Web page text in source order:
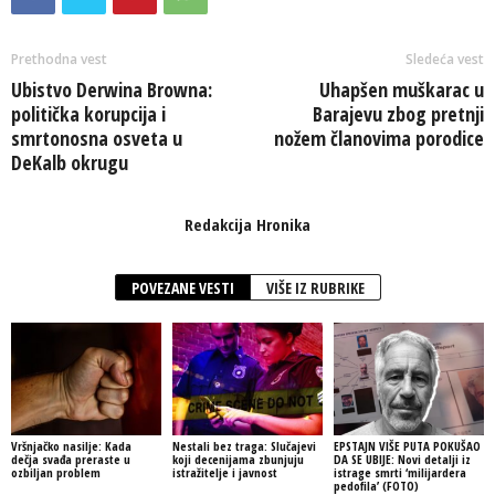
Prethodna vest
Ubistvo Derwina Browna:
politička korupcija i
smrtonosna osveta u
DeKalb okrugu
Sledeća vest
Uhapšen muškarac u
Barajevu zbog pretnji
nožem članovima porodice
Redakcija Hronika
POVEZANE VESTI VIŠE IZ RUBRIKE
Vršnjačko nasilje: Kada
dečja svađa preraste u
ozbiljan problem
Nestali bez traga: Slučajevi
koji decenijama zbunjuju
istražitelje i javnost
EPSTAJN VIŠE PUTA POKUŠAO
DA SE UBIJE: Novi detalji iz
istrage smrti ‘milijardera
pedofila’ (FOTO)